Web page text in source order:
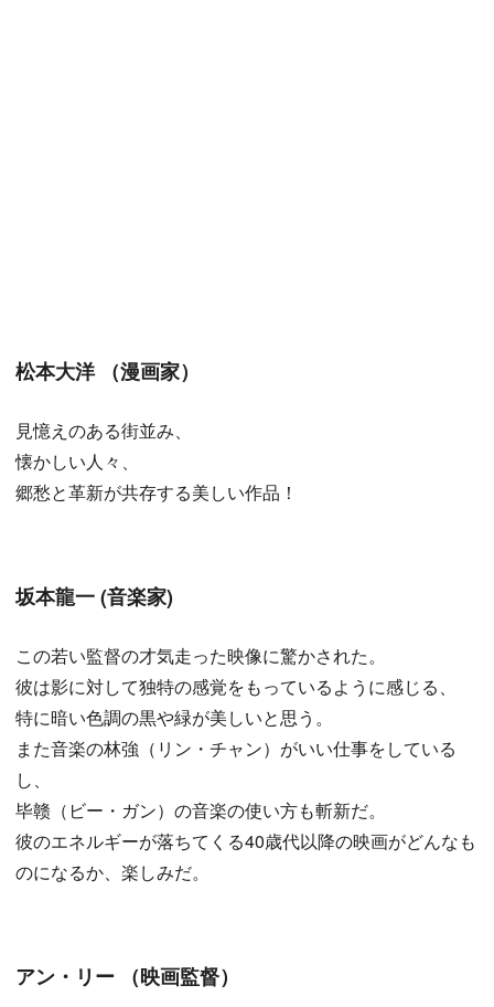
松本大洋 （漫画家）
見憶えのある街並み、
懐かしい人々、
郷愁と革新が共存する美しい作品！
坂本龍一 (音楽家)
この若い監督の才気走った映像に驚かされた。
彼は影に対して独特の感覚をもっているように感じる、
特に暗い色調の黒や緑が美しいと思う。
また音楽の林強（リン・チャン）がいい仕事をしている
し、
毕赣（ビー・ガン）の音楽の使い方も斬新だ。
彼のエネルギーが落ちてくる40歳代以降の映画がどんなも
のになるか、楽しみだ。
アン・リー （映画監督）